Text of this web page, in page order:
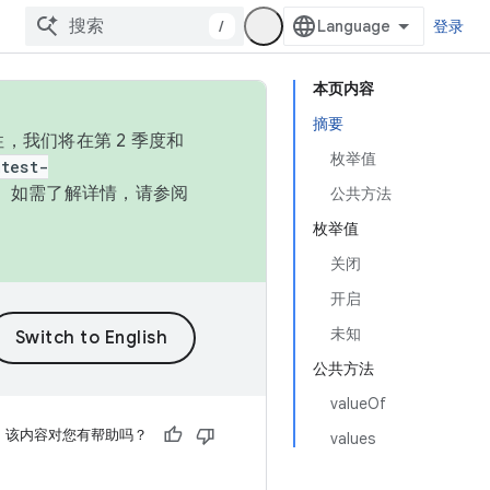
/ 登录
本页内容
摘要
枚举值
公共方法
枚举值
关闭
开启
未知
公共方法
valueOf
values
我们将在第 2 季度和
如需了解详情，请参阅
该内容对您有帮助吗？